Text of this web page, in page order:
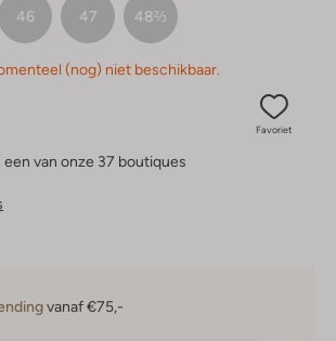
46 47 48⅔
(nog) niet beschikbaar.
Favoriet
van onze 37 boutiques
vanaf €75,-